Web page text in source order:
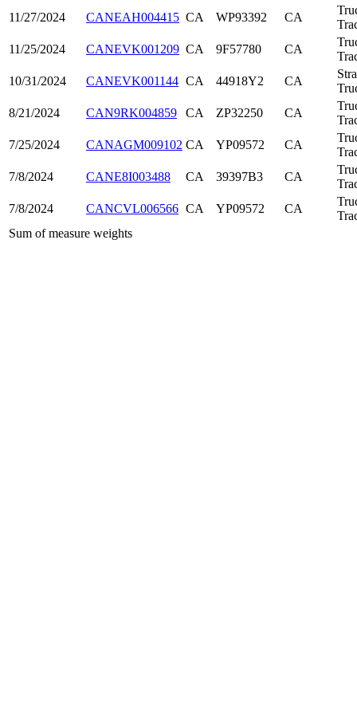
11/27/2024
CANEAH004415 CA WP93392 CA
11/25/2024
CANEVK001209 CA 9F57780 CA
10/31/2024
CANEVK001144 CA 44918Y2 CA
8/21/2024
CAN9RK004859 CA ZP32250 CA
7/25/2024
CANAGM009102 CA YP09572 CA
7/8/2024
CANE8I003488 CA 39397B3 CA
7/8/2024
CANCVL006566 CA YP09572 CA
Sum of measure weights